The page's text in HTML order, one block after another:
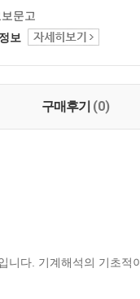
보문고
보
구매후기 (0)
다. 기계해석의 기초적